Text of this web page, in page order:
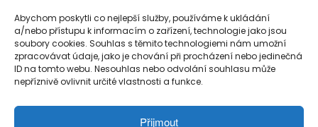
Abychom poskytli co nejlepší služby, používáme k ukládání
a/nebo přístupu k informacím o zařízení, technologie jako jsou
soubory cookies. Souhlas s těmito technologiemi nám umožní
zpracovávat údaje, jako je chování při procházení nebo jedinečná
ID na tomto webu. Nesouhlas nebo odvolání souhlasu může
nepříznivě ovlivnit určité vlastnosti a funkce.
Přijmout
drátů 50 LED - teplá bílá
343Kč